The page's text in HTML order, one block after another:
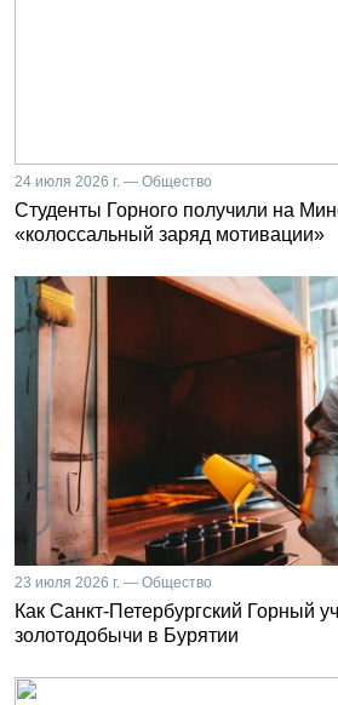
24 июля 2026 г. — Общество
Студенты Горного получили на
«колоссальный заряд мотивации»
23 июля 2026 г. — Общество
Как Санкт-Петербургский Горный
золотодобычи в Бурятии